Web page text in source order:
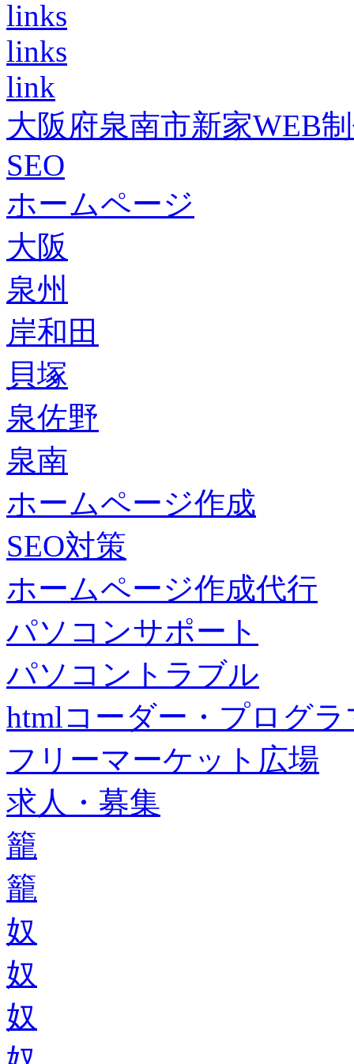
links
links
link
大阪府泉南市新家WEB
SEO
ホームページ
大阪
泉州
岸和田
貝塚
泉佐野
泉南
ホームページ作成
SEO対策
ホームページ作成代行
パソコンサポート
パソコントラブル
htmlコーダー・プログラ
フリーマーケット広場
求人・募集
籠
籠
奴
奴
奴